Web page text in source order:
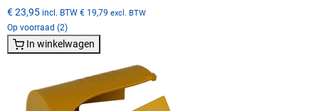
€ 23,95 incl. BTW € 19,79 excl. BTW
Op voorraad (2)
In winkelwagen